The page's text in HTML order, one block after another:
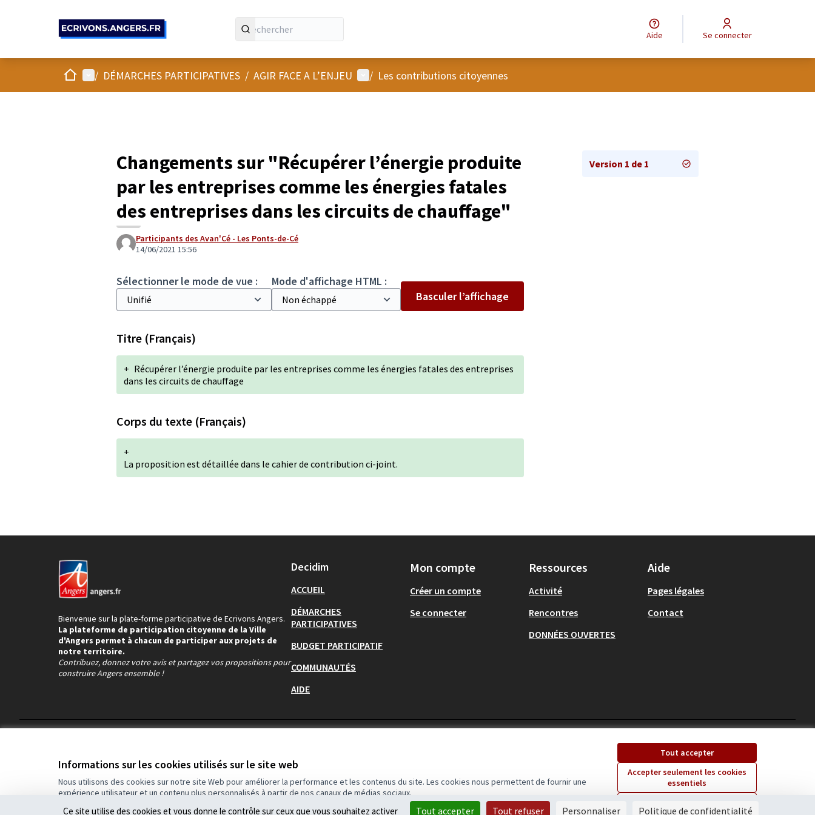
Informations sur les cookies utilisés sur le site web
Nous utilisons des cookies sur notre site Web pour améliorer la performance et les contenus du site. Les cookies nous permettent de fournir une
expérience utilisateur et un contenu plus personnalisés à partir de nos canaux de médias sociaux.
Tout accepter
Accepter seulement les cookies
essentiels
Aide Se connecter
AccueilMenu principal
/ DÉMARCHES PARTICIPATIVES / AGIR FACE A L’ENJEU Menu utilisateur
/ Les contributions citoyennes
Changements sur "Récupérer l’énergie produite
par les entreprises comme les énergies fatales
des entreprises dans les circuits de chauffage"
Participants des Avan'Cé - Les Ponts-de-Cé
14/06/2021 15:56
Sélectionner le mode de vue :
Mode d'affichage HTML :
Basculer l’affichage
Titre (Français)
+ Récupérer l’énergie produite par les entreprises comme les énergies fatales des entreprises
dans les circuits de chauffage
Corps du texte (Français)
+
La proposition est détaillée dans le cahier de contribution ci-joint.
Version 1 de 1
Bienvenue sur la plate-forme participative de Ecrivons Angers.
La plateforme de participation citoyenne de la Ville
d'Angers permet à chacun de participer aux projets de
notre territoire.
Contribuez, donnez votre avis et partagez vos propositions pour
construire Angers ensemble !
Decidim
ACCUEIL
DÉMARCHES
PARTICIPATIVES
BUDGET PARTICIPATIF
COMMUNAUTÉS
AIDE
Mon compte
Créer un compte
Se connecter
Ressources
Activité
Rencontres
DONNÉES OUVERTES
Aide
Pages légales
Contact
(Lien externe)(Lien externe)
(Lien externe)
Site réalisé grâce aulogiciel libre Decidim .
Licence Creative
(Lien externe)
Ce site utilise des cookies et vous donne le contrôle sur ceux que vous souhaitez activer Tout accepter Tout refuser Personnaliser Politique de confidentialité